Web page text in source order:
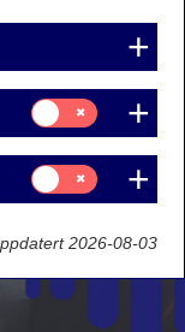
Samtykke
til:
Statistikk
Samtykke
til:
Markedsføring
2026-08-03